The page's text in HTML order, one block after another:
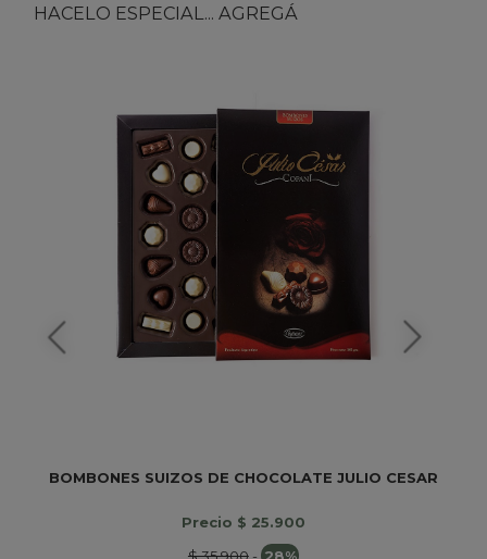
HACELO ESPECIAL... AGREGÁ
BOMBONES SUIZOS DE CHOCOLATE JULIO CESAR
Precio $ 25.900
$ 35.900- 28%